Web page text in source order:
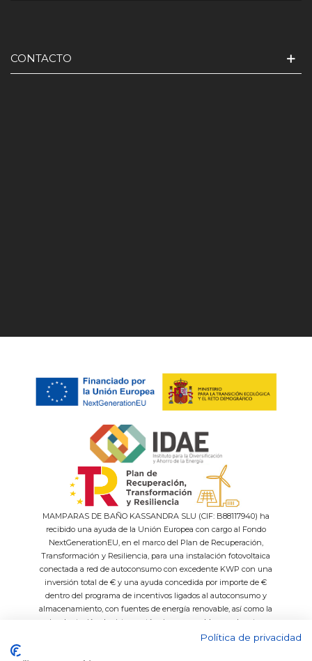
CONTACTO
MAMPARAS DE BAÑO KASSANDRA SLU (CIF: B88117940) ha
recibido una ayuda de la Unión Europea con cargo al Fondo
NextGenerationEU, en el marco del Plan de Recuperación,
Transformación y Resiliencia, para una instalación fotovoltaica
conectada a red de autoconsumo con excedente KWP con una
inversión total de € y una ayuda concedida por importe de €
dentro del programa de incentivos ligados al autoconsumo y
almacenamiento, con fuentes de energía renovable, así como la
implantación de sistemas térmicos renovables en el sector
residencial del Ministerio para la Transición Ecológica y el Reto
Política de privacidad